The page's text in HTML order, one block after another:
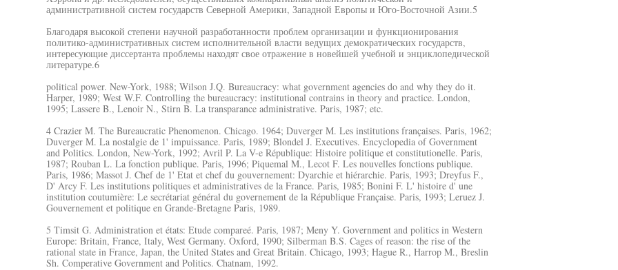
административной систем государств Северной Америки, Западной Европы и Юго-Восточной Азии.5
Благодаря высокой степени научной разработанности проблем организации и функционирования
политико-административных систем исполнительной власти ведущих демократических государств,
интересующие диссертанта проблемы находят свое отражение в новейшей учебной и энциклопедической
литературе.6
political power. New-York, 1988; Wilson J.Q. Bureaucracy: what government agencies do and why they do it.
Harper, 1989; West W.F. Controlling the bureaucracy: institutional contrains in theory and practice. London,
1995; Lassere B., Lenoir N., Stirn B. La transparance administrative. Paris, 1987; etc.
4 Crazier M. The Bureaucratic Phenomenon. Chicago. 1964; Duverger M. Les institutions françaises. Paris, 1962;
Duverger M. La nostalgie de 1' impuissance. Paris, 1989; Blondel J. Executives. Encyclopedia of Government
and Politics. London, New-York, 1992; Avril P. La V-e République: Histoire politique et constitutionelle. Paris,
1987; Rouban L. La fonction publique. Paris, 1996; Piquemal M., Lecot F. Les nouvelles fonctions publique.
Paris, 1986; Massot J. Chef de 1' Etat et chef du gouvernement: Dyarchie et hiérarchie. Paris, 1993; Dreyfus F.,
D' Arcy F. Les institutions politiques et administratives de la France. Paris, 1985; Bonini F. L' histoire d' une
institution coutumière: Le secrétariat général du governement de la République Française. Paris, 1993; Leruez J.
Gouvernement et politique en Grande-Bretagne Paris, 1989.
5 Timsit G. Administration et états: Etude compareé. Paris, 1987; Meny Y. Government and politics in Western
Europe: Britain, France, Italy, West Germany. Oxford, 1990; Silberman B.S. Cages of reason: the rise of the
rational state in France, Japan, the United States and Great Britain. Chicago, 1993; Hague R., Harrop M., Breslin
Sh. Comperative Government and Politics. Chatnam, 1992.